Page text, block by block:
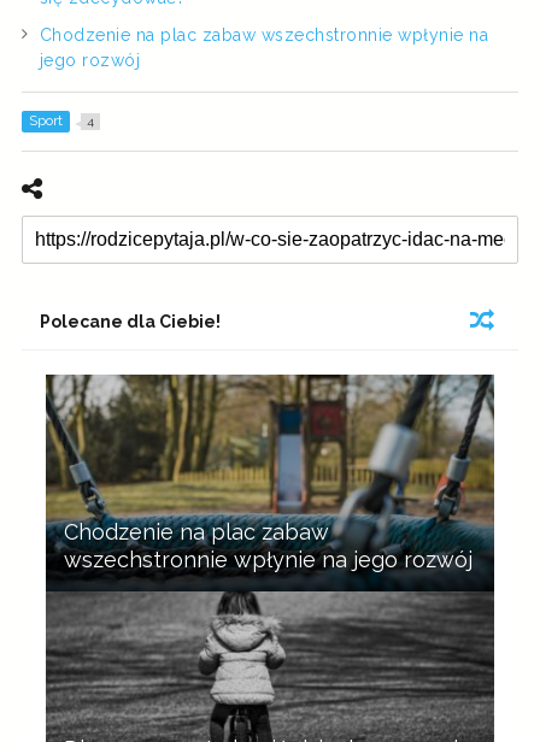
Chodzenie na plac zabaw wszechstronnie wpłynie na
jego rozwój
Sport 4
Polecane dla Ciebie!
Chodzenie na plac zabaw
wszechstronnie wpłynie na jego rozwój